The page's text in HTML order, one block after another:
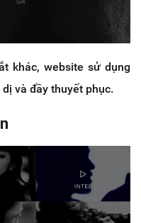
khác, website sử dụng
và đầy thuyết phục.